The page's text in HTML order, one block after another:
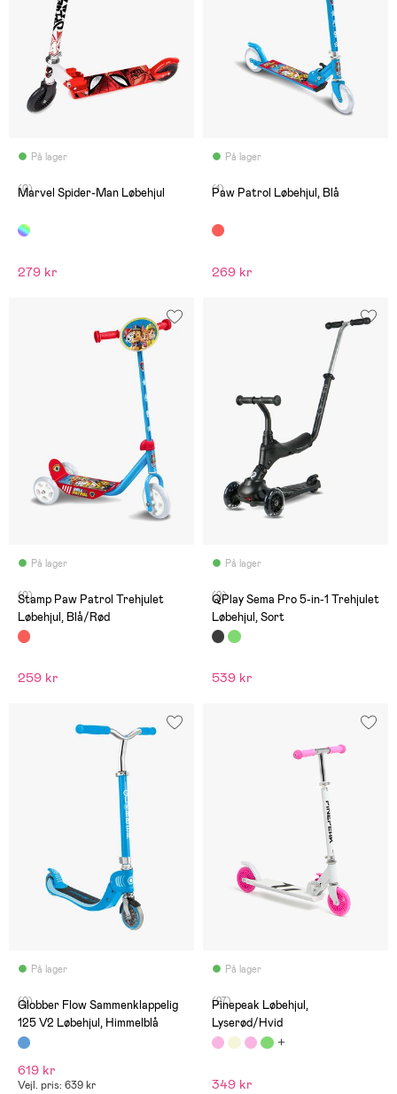
På lager
(0)
Marvel Spider-Man Løbehjul
279 kr
På lager
(1)
Paw Patrol Løbehjul, Blå
269 kr
På lager
(0)
Stamp Paw Patrol Trehjulet
Løbehjul, Blå/Rød
259 kr
På lager
(9)
QPlay Sema Pro 5-in-1 Trehjulet
Løbehjul, Sort
539 kr
På lager
(0)
Globber Flow Sammenklappelig
125 V2 Løbehjul, Himmelblå
619 kr
Vejl. pris: 639 kr
På lager
(27)
Pinepeak Løbehjul,
Lyserød/Hvid
349 kr